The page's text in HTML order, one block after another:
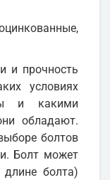
и прочность
условиях
и какими
обладают.
болтов
Болт может
болта)